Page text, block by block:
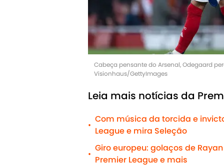
Cabeça pensante do Arsenal, Odegaard
Visionhaus/GettyImages
Leia mais notícias da
•
Com música da torcida e
League e mira Seleção
•
Giro europeu: golaços de
Premier League e mais